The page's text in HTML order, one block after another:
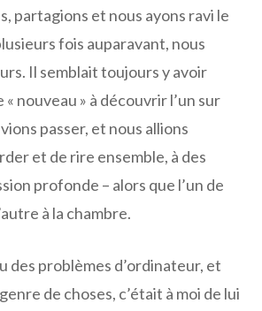
partagions et nous ayons ravi le
fois auparavant, nous
Il semblait toujours y avoir
nouveau » à découvrir l’un sur
passer, et nous allions
et de rire ensemble, à des
profonde – alors que l’un de
à la chambre.
des problèmes d’ordinateur, et
de choses, c’était à moi de lui